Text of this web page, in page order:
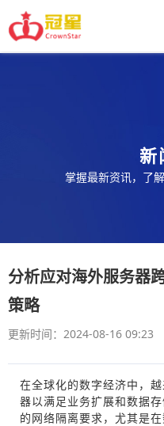
新
掌握最新资讯，了
分析应对海外服务器
策略
更新时间：2024-08-16 09:23
在全球化的数字经济中，
器以满足业务扩展和数据
的网络隔离要求，尤其是